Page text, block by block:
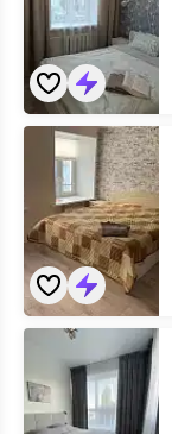
1-
комнатная
квартира
Нижняя
Дебря
13
1-
комнатная
квартира
Нариманова
33